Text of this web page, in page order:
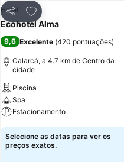
Partilhar
Adicionar aos favoritos
Hotel
Ecohotel Alma
9,6 Excelente (420 pontuações)
Calarcá, a 4.7 km de Centro da
cidade
Piscina
Spa
Estacionamento
Ver preços
Selecione as datas para ver os
preços exatos.